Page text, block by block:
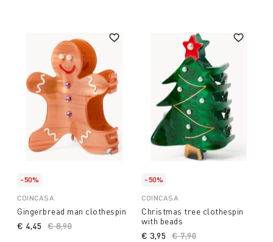
-50%
COINCASA
Gingerbread man clothespin
Price reduced from
€ 8,90
€ 4,45
-50%
COINCASA
Christmas tree clothespin
with beads
Price reduced from
€ 7,90
€ 3,95